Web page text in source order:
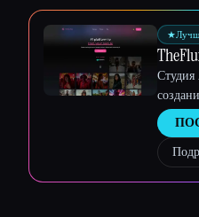
Esc
★
Студия